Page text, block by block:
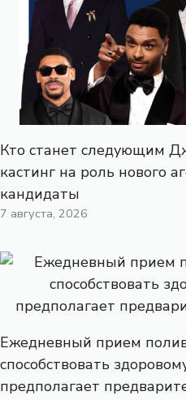
Кто станет следующим
кастинг на роль нового
кандидаты
7 августа, 2026
Ежедневный прием
способствовать
предполагает